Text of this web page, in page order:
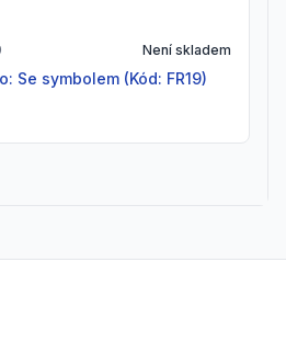
Není skladem
Se symbolem (Kód: FR19)